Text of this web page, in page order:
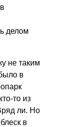
делом
не таким
в
то из
ли. Но
в